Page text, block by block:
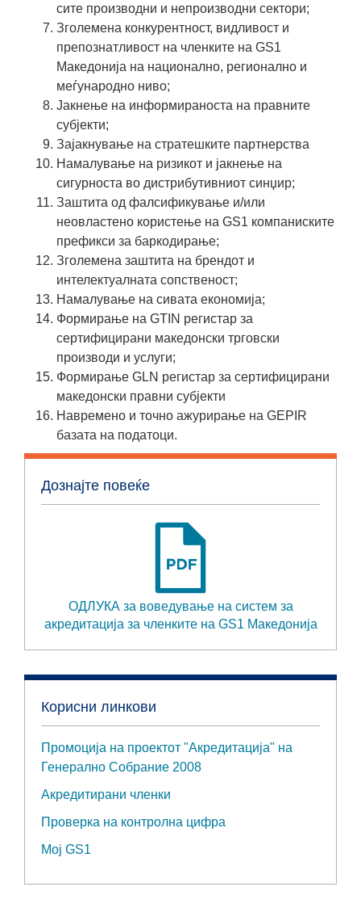
сите производни и непроизводни сектори;
Зголемена конкурентност, видливост и
препознатливост на членките на GS1
Македонија на национално, регионално и
меѓународно ниво;
Јакнење на информираноста на правните
субјекти;
Зајакнување на стратешките партнерства
Намалување на ризикот и јакнење на
сигурноста во дистрибутивниот синџир;
Заштита од фалсификување и/или
неовластено користење на GS1 компаниските
префикси за баркодирање;
Зголемена заштита на брендот и
интелектуалната сопственост;
Намалување на сивата економија;
Формирање на GTIN регистар за
сертифицирани македонски трговски
производи и услуги;
Формирање GLN регистар за сертифицирани
македонски правни субјекти
Навремено и точно ажурирање на GEPIR
базата на податоци.
Дознајте повеќе
ОДЛУКА за воведување на систем за
акредитација за членките на GS1 Македонија
Корисни линкови
Промоција на проектот "Акредитација" на
Генерално Собрание 2008
Акредитирани членки
Проверка на контролна цифра
Мој GS1